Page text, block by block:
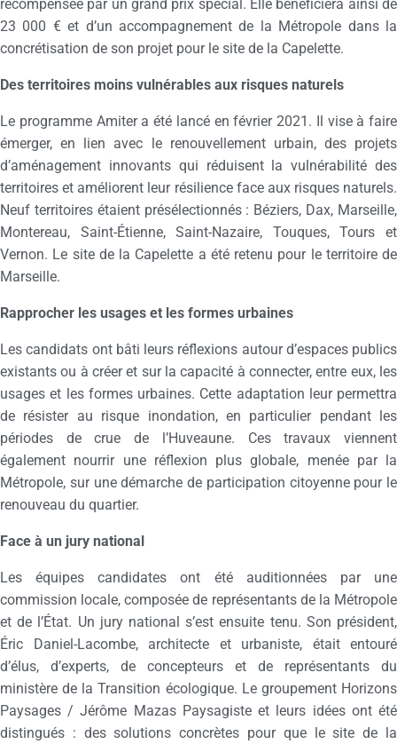
récompensée par un grand prix spécial. Elle bénéficiera ainsi de
23 000 € et d’un accompagnement de la Métropole dans la
concrétisation de son projet pour le site de la Capelette.
Des territoires moins vulnérables aux risques naturels
Le programme Amiter a été lancé en février 2021. Il vise à faire
émerger, en lien avec le renouvellement urbain, des projets
d’aménagement innovants qui réduisent la vulnérabilité des
territoires et améliorent leur résilience face aux risques naturels.
Neuf territoires étaient présélectionnés : Béziers, Dax, Marseille,
Montereau, Saint-Étienne, Saint-Nazaire, Touques, Tours et
Vernon. Le site de la Capelette a été retenu pour le territoire de
Marseille.
Rapprocher les usages et les formes urbaines
Les candidats ont bâti leurs réflexions autour d’espaces publics
existants ou à créer et sur la capacité à connecter, entre eux, les
usages et les formes urbaines. Cette adaptation leur permettra
de résister au risque inondation, en particulier pendant les
périodes de crue de l’Huveaune. Ces travaux viennent
également nourrir une réflexion plus globale, menée par la
Métropole, sur une démarche de participation citoyenne pour le
renouveau du quartier.
Face à un jury national
Les équipes candidates ont été auditionnées par une
commission locale, composée de représentants de la Métropole
et de l’État. Un jury national s’est ensuite tenu. Son président,
Éric Daniel-Lacombe, architecte et urbaniste, était entouré
d’élus, d’experts, de concepteurs et de représentants du
ministère de la Transition écologique. Le groupement Horizons
Paysages / Jérôme Mazas Paysagiste et leurs idées ont été
distingués : des solutions concrètes pour que le site de la